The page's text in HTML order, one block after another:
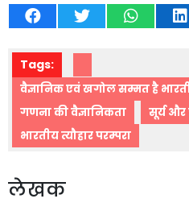
Tags:
वैज्ञानिक एवं खगोल सम्मत है
गणना की वैज्ञानिकता
सूर्य और
भारतीय त्यौहार परम्परा
लेखक